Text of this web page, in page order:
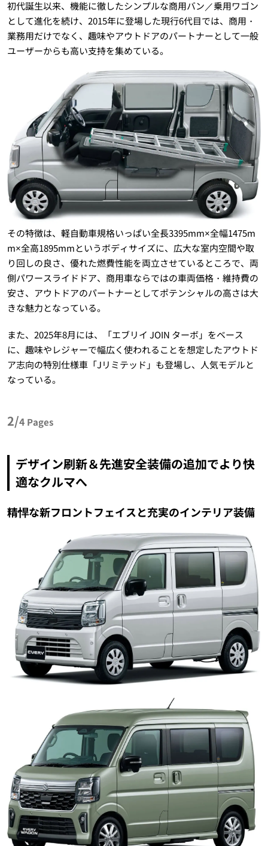
初代誕生以来、機能に徹したシンプルな商用バン／乗用ワゴン
として進化を続け、2015年に登場した現行6代目では、商用・
業務用だけでなく、趣味やアウトドアのパートナーとして一般
ユーザーからも高い支持を集めている。
その特徴は、軽自動車規格いっぱい全長3395mm×全幅1475m
m×全高1895mmというボディサイズに、広大な室内空間や取
り回しの良さ、優れた燃費性能を両立させているところで、両
側パワースライドドア、商用車ならではの車両価格・維持費の
安さ、アウトドアのパートナーとしてポテンシャルの高さは大
きな魅力となっている。
また、2025年8月には、「エブリイ JOIN ターボ」をベース
に、趣味やレジャーで幅広く使われることを想定したアウトド
ア志向の特別仕様車「Jリミテッド」も登場し、人気モデルと
なっている。
2/4 Pages
デザイン刷新＆先進安全装備の追加でより快
適なクルマへ
精悍な新フロントフェイスと充実のインテリア装備